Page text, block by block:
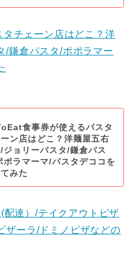
チェーン店はどこ？洋
/鎌倉パスタ/ポポラマー
食事券が使えるパスタ
ン店はどこ？洋麺屋五右
ジョリーパスタ/鎌倉パス
ポラマーマ/パスタデココを
みた
達）/テイクアウトピザ
ザーラ/ドミノピザなどの